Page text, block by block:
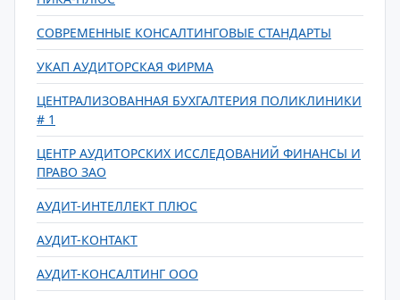
СОВРЕМЕННЫЕ КОНСАЛТИНГОВЫЕ СТАНДАРТЫ
УКАП АУДИТОРСКАЯ ФИРМА
ЦЕНТРАЛИЗОВАННАЯ БУХГАЛТЕРИЯ ПОЛИКЛИНИКИ
# 1
ЦЕНТР АУДИТОРСКИХ ИССЛЕДОВАНИЙ ФИНАНСЫ И
ПРАВО ЗАО
АУДИТ-ИНТЕЛЛЕКТ ПЛЮС
АУДИТ-КОНТАКТ
АУДИТ-КОНСАЛТИНГ ООО